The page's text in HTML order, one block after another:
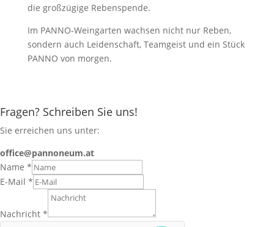
die großzügige Rebenspende.
Im PANNO-Weingarten wachsen nicht nur Reben,
sondern auch Leidenschaft, Teamgeist und ein Stück
PANNO von morgen.
Fragen? Schreiben Sie uns!
Sie erreichen uns unter:
office@pannoneum.at
Name *
E-Mail *
Nachricht *